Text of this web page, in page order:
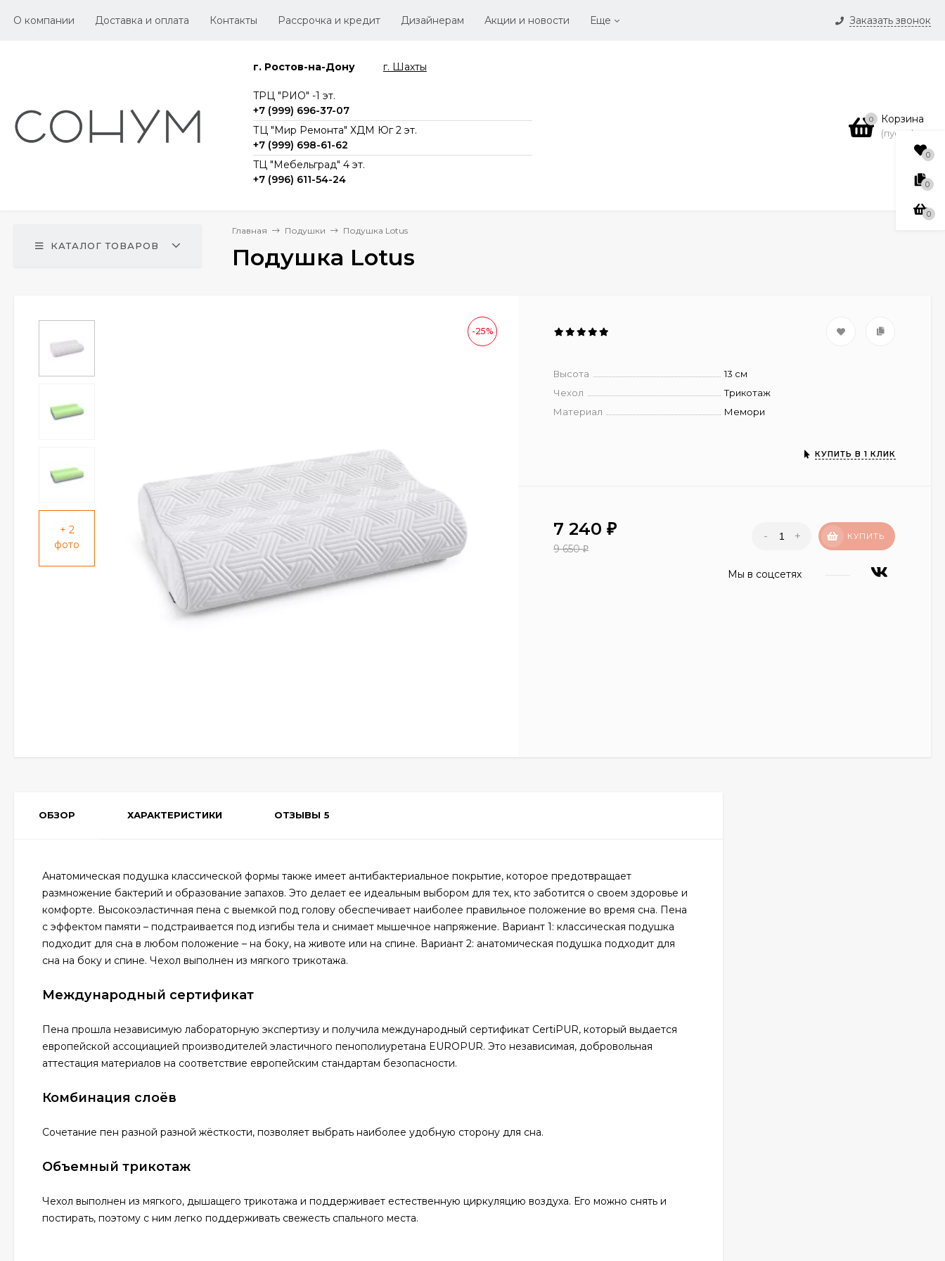
Заказать звонок
О компании Доставка и оплата Контакты Рассрочка и кредит Дизайнерам Акции и новости Еще
г. Ростов-на-Дону г. Шахты
TРЦ "РИО" -1 эт.
+7 (999) 696-37-07
ТЦ "Мир Ремонта" ХДМ Юг 2 эт.
+7 (999) 698-61-62
TЦ "Мебельград" 4 эт.
+7 (996) 611-54-24
0 Корзина
(пусто)
КАТАЛОГ ТОВАРОВ
Главная Подушки Подушка Lotus
Подушка Lotus
+ 2
фото
-25%
Высота
13 см
Чехол
Трикотаж
Материал
Мемори
КУПИТЬ В 1 КЛИК
7 240₽
9 650₽
- + КУПИТЬ
Мы в соцсетях
ОБЗОР ХАРАКТЕРИСТИКИ ОТЗЫВЫ 5
Анатомическая подушка классической формы также имеет антибактериальное покрытие, которое предотвращает
размножение бактерий и образование запахов. Это делает ее идеальным выбором для тех, кто заботится о своем здоровье и
комфорте. Высокоэластичная пена с выемкой под голову обеспечивает наиболее правильное положение во время сна. Пена
с эффектом памяти – подстраивается под изгибы тела и снимает мышечное напряжение. Вариант 1: классическая подушка
подходит для сна в любом положение – на боку, на животе или на спине. Вариант 2: анатомическая подушка подходит для
сна на боку и спине. Чехол выполнен из мягкого трикотажа.
Международный сертификат
Пена прошла независимую лабораторную экспертизу и получила международный сертификат CertiPUR, который выдается
европейской ассоциацией производителей эластичного пенополиуретана EUROPUR. Это независимая, добровольная
аттестация материалов на соответствие европейским стандартам безопасности.
Комбинация слоёв
Сочетание пен разной разной жёсткости, позволяет выбрать наиболее удобную сторону для сна.
Объемный трикотаж
Чехол выполнен из мягкого, дышащего трикотажа и поддерживает естественную циркуляцию воздуха. Его можно снять и
постирать, поэтому с ним легко поддерживать свежесть спального места.
0
0
0